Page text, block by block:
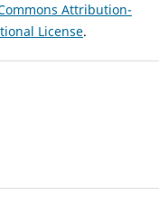
Attribution-
License.